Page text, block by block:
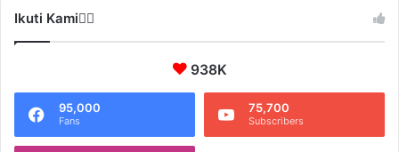
Ikuti Kami❤️‍🔥
938K
95,000
Fans
75,700
Subscribers